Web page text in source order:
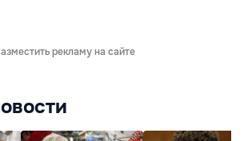
рекламу на сайте